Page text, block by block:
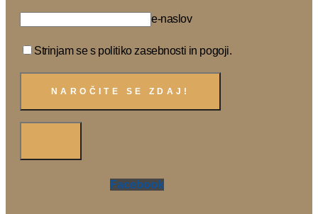
e-naslov
Strinjam se s politiko zasebnosti in pogoji.
Facebook